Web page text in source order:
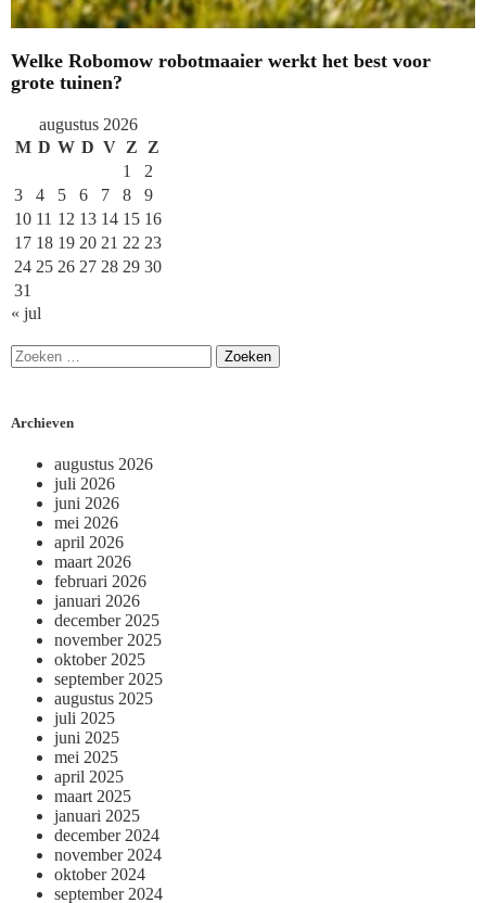
Welke Robomow robotmaaier werkt het best voor
grote tuinen?
augustus 2026
M D W D V Z
Z
1
2
3
4 5 6 7 8
9
10 11 12 13 14 15 16
17 18 19 20 21 22 23
24 25 26 27 28 29 30
31
« jul
Archieven
augustus 2026
juli 2026
juni 2026
mei 2026
april 2026
maart 2026
februari 2026
januari 2026
december 2025
november 2025
oktober 2025
september 2025
augustus 2025
juli 2025
juni 2025
mei 2025
april 2025
maart 2025
januari 2025
december 2024
november 2024
oktober 2024
september 2024